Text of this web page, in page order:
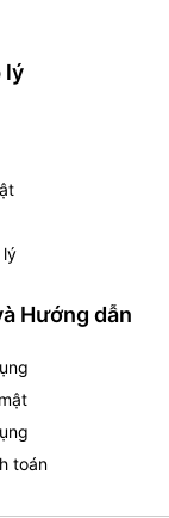
lý
lý
Hướng dẫn
toán